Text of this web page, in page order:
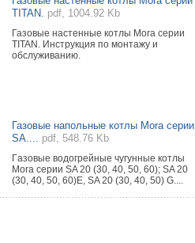
опроса Daikin о восприятии жары ...
28 ИЮЛЯ 2026
CDU производства LG прошёл
В Великобритании предлагают
сделать кондиционирование
обязательным для новостроек
Либеральные демократы внесли
предложение оснащать все новые ...
TITAN. pdf, 1004.92 Kb
Газовые настенные котлы Mora серии
TITAN. Инструкция по монтажу и
обслуживанию.
Газовые напольные котлы Mora серии
SA....
pdf, 548.76 Kb
Гaзовые водогрeйные чугунные котлы
Mora серии SA 20 (30, 40, 50, 60); SA 20
(30, 40, 50, 60)E, SA 20 (30, 40, 50) G....